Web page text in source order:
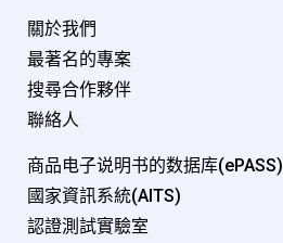
關於我們
最著名的專案
搜尋合作夥伴
聯絡人
商品电子说明书的数据库(ePASS)
國家資訊系統(AITS)
認證測試實驗室